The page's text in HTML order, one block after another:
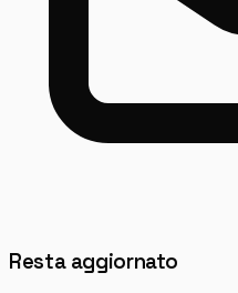
Resta aggiornato